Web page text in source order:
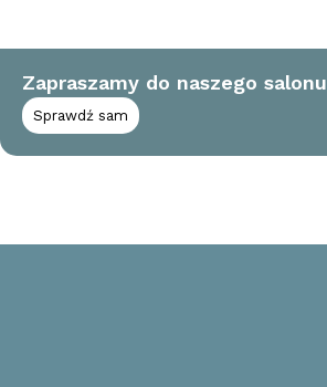
Zapraszamy do naszego salonu
Sprawdź sam